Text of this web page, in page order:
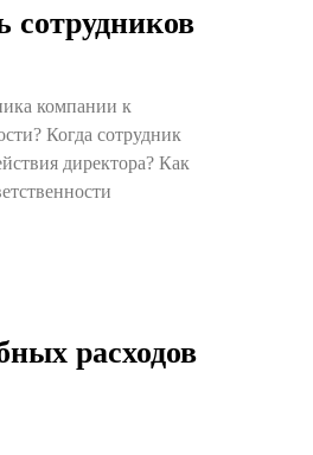
сотрудников
компании к
Когда сотрудник
директора? Как
расходов